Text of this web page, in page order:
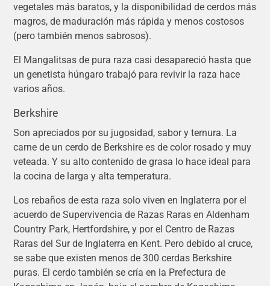
vegetales más baratos, y la disponibilidad de cerdos más
magros, de maduración más rápida y menos costosos
(pero también menos sabrosos).
El Mangalitsas de pura raza casi desapareció hasta que
un genetista húngaro trabajó para revivir la raza hace
varios años.
Berkshire
Son apreciados por su jugosidad, sabor y ternura. La
carne de un cerdo de Berkshire es de color rosado y muy
veteada. Y su alto contenido de grasa lo hace ideal para
la cocina de larga y alta temperatura.
Los rebaños de esta raza solo viven en Inglaterra por el
acuerdo de Supervivencia de Razas Raras en Aldenham
Country Park, Hertfordshire, y por el Centro de Razas
Raras del Sur de Inglaterra en Kent. Pero debido al cruce,
se sabe que existen menos de 300 cerdas Berkshire
puras. El cerdo también se cría en la Prefectura de